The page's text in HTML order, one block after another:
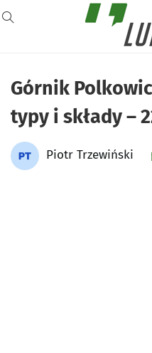
Górnik
typy i składy –
Piotr Trzewiński